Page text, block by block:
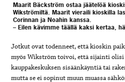
Maarit Bäckström ostaa jäätelöä
Wikströmiltä. Maarit vieraili kioskilla
Corinnan ja Noahin kanssa.
– Eilen kävimme täällä kaksi kertaa,
Jotkut ovat todenneet, että kioskin
myös Wikström toivoi, että sijainti
kauppakeskuksen sisäänkäyntiä tai
mutta se ei sopinut muun muassa